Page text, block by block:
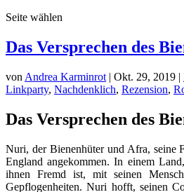
Seite wählen
Das Versprechen des
von Andrea Karminrot | Okt. 29, 2019 |
Linkparty, Nachdenklich, Rezension,
Das Versprechen des
Nuri, der Bienenhüter und Afra, seine
England angekommen. In einem
ihnen Fremd ist, mit seinen
Gepflogenheiten. Nuri hofft, seinen